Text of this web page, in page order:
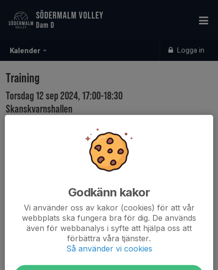
Kalender Logga in
SÖDERMALM VOLLEY
Dam D
Training
Torsdag 12 sep 2024, 17:00-18:30
Skanskvarnshallen
Godkänn kakor
Vi använder oss av kakor (cookies) för att vår
webbplats ska fungera bra för dig. De används
även för webbanalys i syfte att hjälpa oss att
förbättra våra tjänster.
Så använder vi cookies